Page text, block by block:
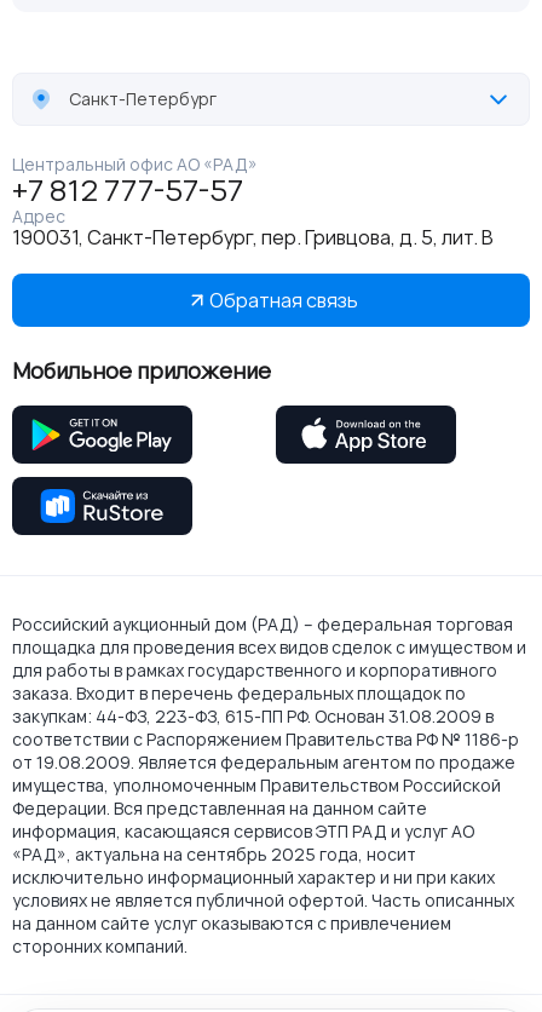
Санкт-Петербург
Центральный офис АО «РАД»
+7 812 777-57-57
Адрес
190031, Санкт-Петербург, пер. Гривцова, д. 5, лит. В
Обратная связь
Мобильное приложение
Российский аукционный дом (РАД) – федеральная торговая
площадка для проведения всех видов сделок с имуществом и
для работы в рамках государственного и корпоративного
заказа. Входит в перечень федеральных площадок по
закупкам: 44-ФЗ, 223-ФЗ, 615-ПП РФ. Основан 31.08.2009 в
соответствии с Распоряжением Правительства РФ № 1186-р
от 19.08.2009. Является федеральным агентом по продаже
имущества, уполномоченным Правительством Российской
Федерации. Вся представленная на данном сайте
информация, касающаяся сервисов ЭТП РАД и услуг АО
«РАД», актуальна на сентябрь 2025 года, носит
исключительно информационный характер и ни при каких
условиях не является публичной офертой. Часть описанных
на данном сайте услуг оказываются с привлечением
сторонних компаний.